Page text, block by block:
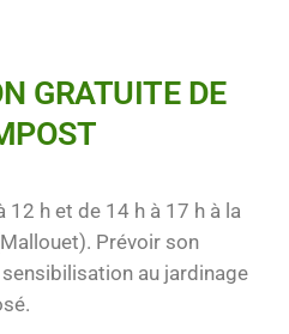
GRATUITE DE
12 h et de 14 h à 17 h à la
Prévoir son
au jardinage